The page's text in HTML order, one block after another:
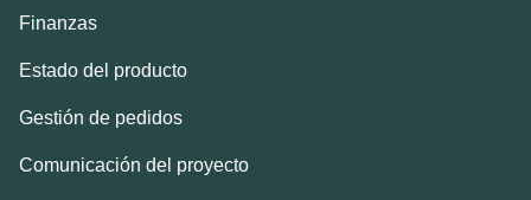
Finanzas
Estado del producto
Gestión de pedidos
Comunicación del proyecto